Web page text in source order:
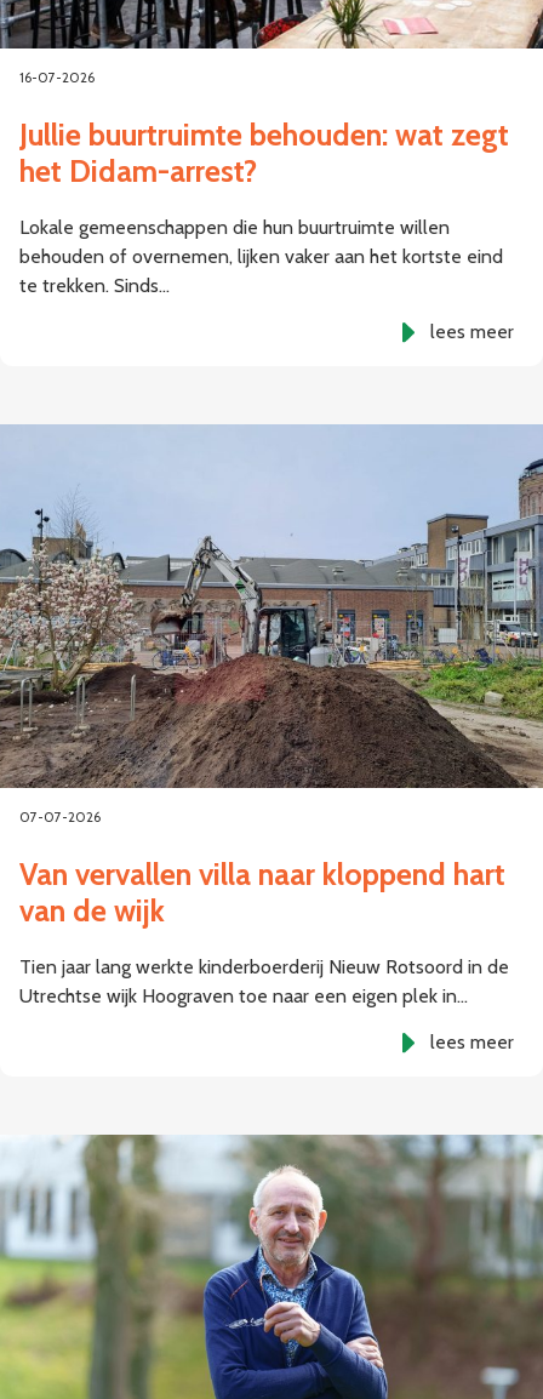
16-07-2026
Jullie buurtruimte behouden: wat zegt
het Didam-arrest?
Lokale gemeenschappen die hun buurtruimte willen
behouden of overnemen, lijken vaker aan het kortste eind
te trekken. Sinds…
lees meer
07-07-2026
Van vervallen villa naar kloppend hart
van de wijk
Tien jaar lang werkte kinderboerderij Nieuw Rotsoord in de
Utrechtse wijk Hoograven toe naar een eigen plek in…
lees meer